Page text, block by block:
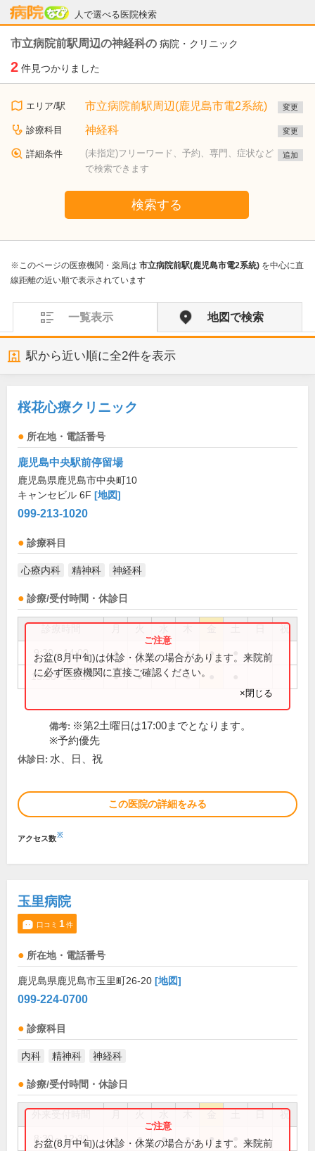
人で選べる医院検索
病院なび
市立病院前駅周辺の神経科の 病院・クリニック
2 件見つかりました
エリア/駅 市立病院前駅周辺(鹿児島市電2系統) 変更
診療科目 神経科 変更
詳細条件
(未指定)フリーワード、予約、専門、症状など
で検索できます
追加
検索する
※このページの医療機関・薬局は 市立病院前駅(鹿児島市電2系統) を中心に直
線距離の近い順で表示されています
一覧表示 地図で検索
駅から近い順に全2件を表示
桜花心療クリニック
所在地・電話番号
鹿児島中央駅前停留場
鹿児島県鹿児島市中央町10
キャンセビル 6F [地図]
099-213-1020
診療科目
心療内科 精神科 神経科
診療/受付時間・休診日
祝
9:30～14:00 ● ● ● ●
15:30～19:30 ● ● ●
お盆(8月中旬)は休診・休業の場合があります。来院前
に必ず医療機関に直接ご確認ください。
×閉じる
備考: ※第2土曜日は17:00までとなります。
※予約優先
休診日: 水、日、祝
この医院の詳細をみる
アクセス数※
玉里病院
口コミ 1件
所在地・電話番号
鹿児島県鹿児島市玉里町26-20 [地図]
099-224-0700
診療科目
内科 精神科 神経科
診療/受付時間・休診日
祝
8:30～12:30 ● ● ● ● ●
お盆(8月中旬)は休診・休業の場合があります。来院前